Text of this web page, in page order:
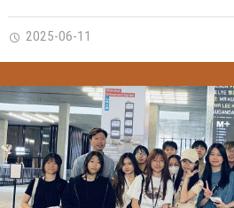
2025-06-11